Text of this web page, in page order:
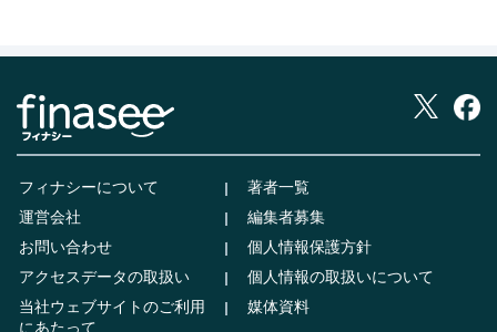
フィナシーについて
著者一覧
運営会社
編集者募集
お問い合わせ
個人情報保護方針
アクセスデータの取扱い
個人情報の取扱いについて
当社ウェブサイトのご利用
にあたって
媒体資料